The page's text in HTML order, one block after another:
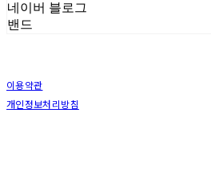
네이버 블로그
밴드
이용약관
개인정보처리방침